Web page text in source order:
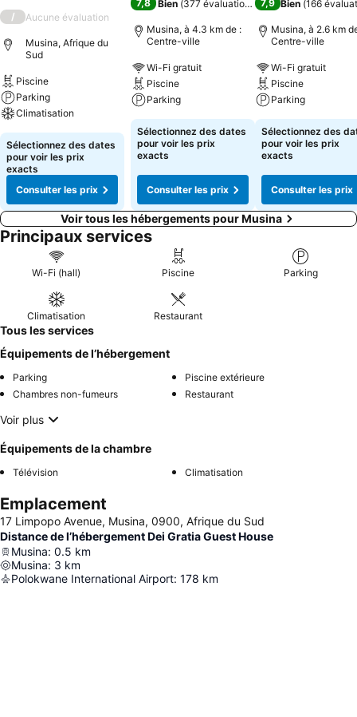
/ Aucune évaluation
Musina, Afrique du
Sud
Piscine
Parking
Climatisation
Sélectionnez des dates
pour voir les prix
exacts
Consulter les prix
7,8 Bien (377 évaluations)
Musina, à 4.3 km de :
Centre-ville
Wi-Fi gratuit
Piscine
Parking
Sélectionnez des dates
pour voir les prix
exacts
Consulter les prix
7,9 Bien (166
Musina, à 2.6 km
Centre-ville
Wi-Fi gratuit
Piscine
Parking
Sélectionnez des
pour voir les prix
exacts
Consulter les prix
Voir tous les hébergements pour Musina
Principaux services
Wi-Fi (hall) Piscine Parking
Climatisation Restaurant
Tous les services
Équipements de l’hébergement
Parking
Piscine extérieure
Chambres non-fumeurs
Restaurant
Voir plus
Équipements de la chambre
Télévision Climatisation
Emplacement
17 Limpopo Avenue, Musina, 0900, Afrique du Sud
Distance de l’hébergement Dei Gratia Guest House
Musina: 0.5 km
Musina: 3 km
Polokwane International Airport: 178 km